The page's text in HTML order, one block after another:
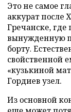
Это не самое
аккурат после
Гречанске,
вынужденную
борту.
свойственной
«кузькиной
Гордиев узел.
Из основной